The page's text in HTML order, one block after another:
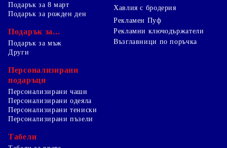
Подарък за 8 март
Подарък за рожден ден
Подарък за...
Подарък за мъж
Хавлия с бродерия
Рекламен Пуф
Рекламни ключодържатели
Възглавници по поръчка
Други
Персонализирани
подаръци
Персонализирани чаши
Персонализирани одеяла
Персонализирани тениски
Персонализирани пъзели
Табели